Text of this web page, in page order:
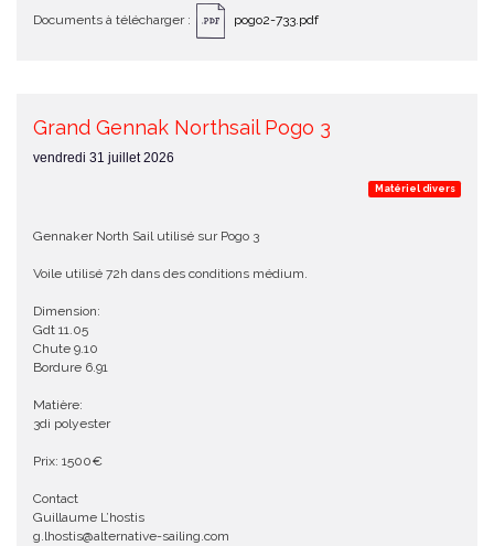
Documents à télécharger :
pogo2-733.pdf
Grand Gennak Northsail Pogo 3
vendredi 31 juillet 2026
Matériel divers
Gennaker North Sail utilisé sur Pogo 3
Voile utilisé 72h dans des conditions médium.
Dimension:
Gdt 11.05
Chute 9.10
Bordure 6.91
Matière:
3di polyester
Prix: 1500€
Contact
Guillaume L’hostis
g.lhostis@alternative-sailing.com